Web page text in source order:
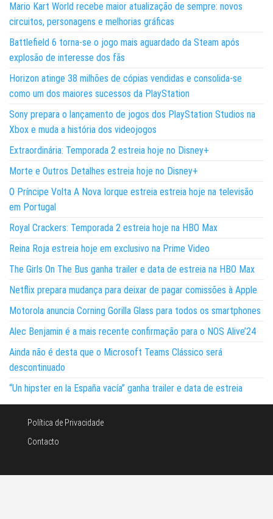
Mario Kart World recebe maior atualização de sempre: novos
circuitos, personagens e melhorias gráficas
Battlefield 6 torna-se o jogo mais aguardado da Steam após
explosão de interesse dos fãs
Horizon atinge 38 milhões de cópias vendidas e consolida-se
como um dos maiores sucessos da PlayStation
Sony prepara o lançamento de jogos dos PlayStation Studios na
Xbox e muda a história dos videojogos
Extraordinária: Temporada 2 estreia hoje no Disney+
Morte e Outros Detalhes estreia hoje no Disney+
O Príncipe Volta A Nova Iorque estreia estreia hoje na televisão
em Portugal
Royal Crackers: Temporada 2 estreia hoje na HBO Max
Reina Roja estreia hoje em exclusivo na Prime Video
The Girls On The Bus ganha trailer e data de estreia na HBO Max
Netflix prepara mudança para deixar de pagar comissões à Apple
Motorola anuncia Corning Gorilla Glass para todos os smartphones
Alec Benjamin é a mais recente confirmação para o NOS Alive’24
Ainda não é desta que o Microsoft Teams Clássico será
descontinuado
“Un hipster en la España vacía” ganha trailer e data de estreia
Política de Privacidade
Contacto